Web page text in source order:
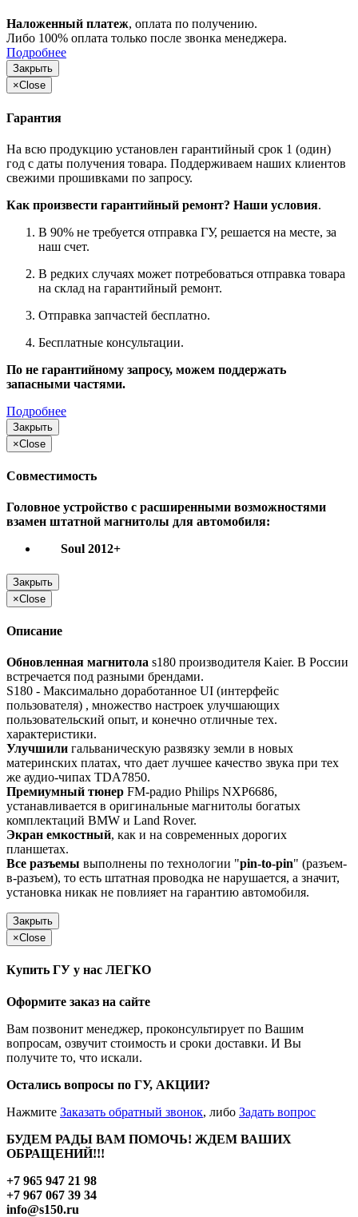
Наложенный платеж, оплата по получению.
Либо 100% оплата только после звонка менеджера.
Подробнее
Закрыть
×Close
Гарантия
На всю продукцию установлен гарантийный срок 1 (один)
год с даты получения товара. Поддерживаем наших клиентов
свежими прошивками по запросу.
Как произвести гарантийный ремонт? Наши условия.
В 90% не требуется отправка ГУ, решается на месте, за
наш счет.
В редких случаях может потребоваться отправка товара
на склад на гарантийный ремонт.
Отправка запчастей бесплатно.
Бесплатные консультации.
По не гарантийному запросу, можем поддержать
запасными частями.
Подробнее
Закрыть
×Close
Совместимость
Головное устройство с расширенными возможностями
взамен штатной магнитолы для автомобиля:
Soul 2012+
Закрыть
×Close
Описание
Обновленная магнитола s180 производителя Kaier. В России
встречается под разными брендами.
S180 - Максимально доработанное UI (интерфейс
пользователя) , множество настроек улучшающих
пользовательский опыт, и конечно отличные тех.
характеристики.
Улучшили гальваническую развязку земли в новых
материнских платах, что дает лучшее качество звука при тех
же аудио-чипах TDA7850.
Премиумный тюнер FM-радио Philips NXP6686,
устанавливается в оригинальные магнитолы богатых
комплектаций BMW и Land Rover.
Экран емкостный, как и на современных дорогих
планшетах.
Все разъемы выполнены по технологии "pin-to-pin" (разъем-
в-разъем), то есть штатная проводка не нарушается, а значит,
установка никак не повлияет на гарантию автомобиля.
Закрыть
×Close
Купить ГУ у нас ЛЕГКО
Оформите заказ на сайте
Вам позвонит менеджер, проконсультирует по Вашим
вопросам, озвучит стоимость и сроки доставки. И Вы
получите то, что искали.
Остались вопросы по ГУ, АКЦИИ?
Нажмите Заказать обратный звонок, либо Задать вопрос
БУДЕМ РАДЫ ВАМ ПОМОЧЬ! ЖДЕМ ВАШИХ
ОБРАЩЕНИЙ!!!
+7 965 947 21 98
+7 967 067 39 34
info@s150.ru